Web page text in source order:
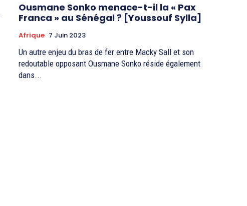
Ousmane Sonko menace-t-il la « Pax
Franca » au Sénégal ? [Youssouf Sylla]
Afrique 7 Juin 2023
Un autre enjeu du bras de fer entre Macky Sall et son
redoutable opposant Ousmane Sonko réside également
dans...